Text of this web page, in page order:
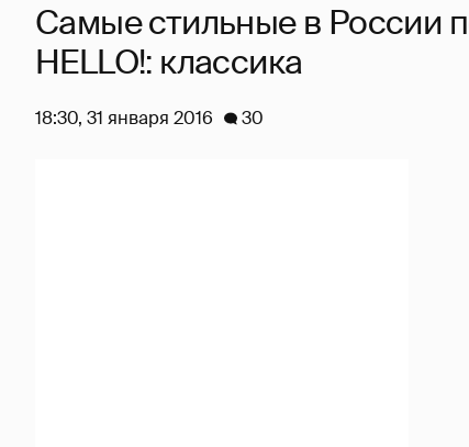
Самые стильные в России
HELLO!: классика
18:30, 31 января 2016 30